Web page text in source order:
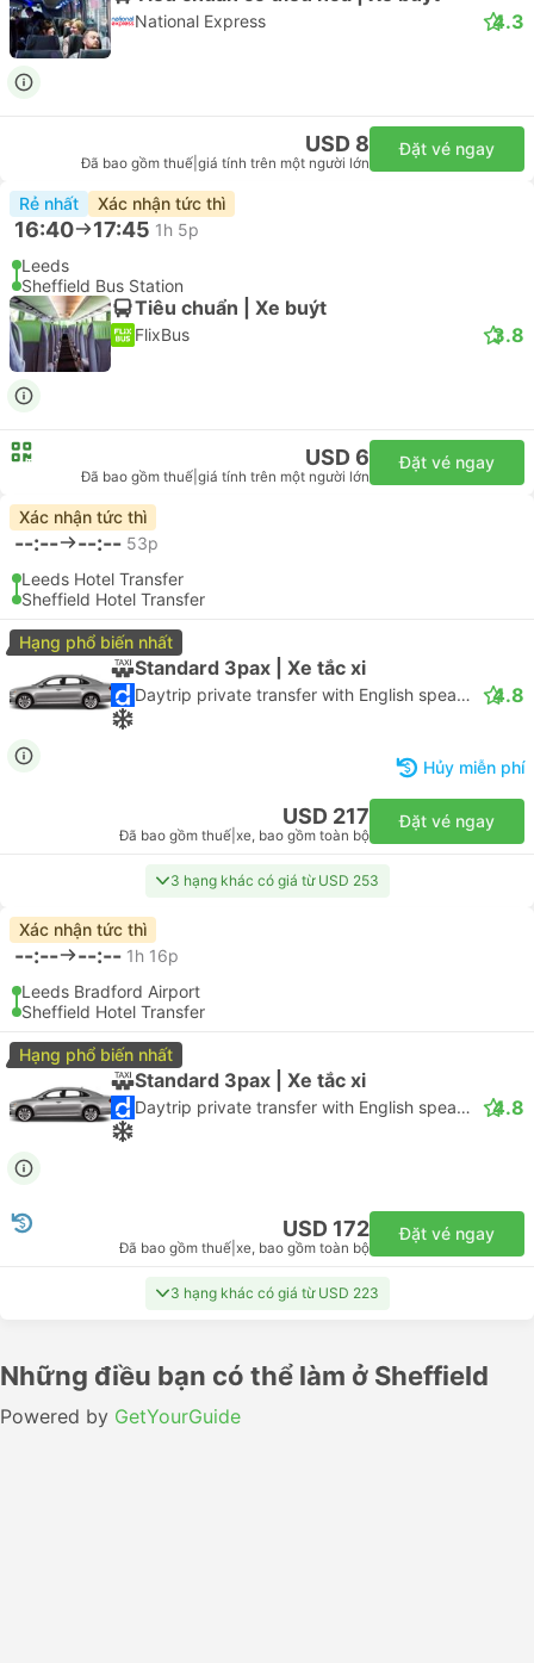
National Express 4.3
USD 8
Đã bao gồm thuế giá tính trên một người lớn
Đặt vé ngay
Rẻ nhất Xác nhận tức thì
16:40 17:45 1h 5p
Leeds
Sheffield Bus Station
Tiêu chuẩn | Xe buýt
FlixBus 3.8
USD 6
Đã bao gồm thuế giá tính trên một người lớn
Đặt vé ngay
Xác nhận tức thì
--:-- --:-- 53p
Leeds Hotel Transfer
Sheffield Hotel Transfer
Hạng phổ biến nhất
Standard 3pax | Xe tắc xi
Daytrip private transfer with English speaking driver 4.8
Hủy miễn phí
USD 217
Đã bao gồm thuế xe, bao gồm toàn bộ
Đặt vé ngay
3 hạng khác có giá từ USD 253
Xác nhận tức thì
--:-- --:-- 1h 16p
Leeds Bradford Airport
Sheffield Hotel Transfer
Hạng phổ biến nhất
Standard 3pax | Xe tắc xi
Daytrip private transfer with English speaking driver 4.8
USD 172
Đã bao gồm thuế xe, bao gồm toàn bộ
Đặt vé ngay
3 hạng khác có giá từ USD 223
Những điều bạn có thể làm ở Sheffield
Powered by GetYourGuide